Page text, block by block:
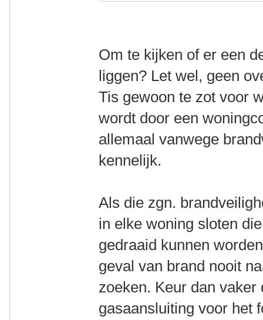
Om te kijken of er een
liggen? Let wel, geen
Tis gewoon te zot voor
wordt door een
allemaal vanwege
kennelijk.
Als die zgn.
in elke woning sloten
gedraaid kunnen
geval van brand nooit
zoeken. Keur dan
gasaansluiting voor het